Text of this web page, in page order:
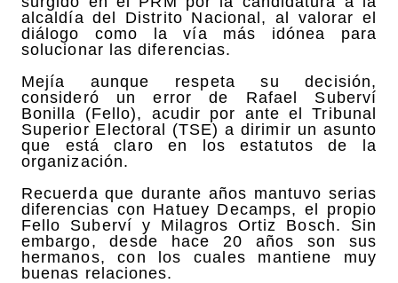
alcaldía del Distrito Nacional, al valorar el
diálogo como la vía más idónea para
solucionar las diferencias.
Mejía aunque respeta su decisión,
consideró un error de Rafael Suberví
Bonilla (Fello), acudir por ante el Tribunal
Superior Electoral (TSE) a dirimir un asunto
que está claro en los estatutos de la
organización.
Recuerda que durante años mantuvo serias
diferencias con Hatuey Decamps, el propio
Fello Suberví y Milagros Ortiz Bosch. Sin
embargo, desde hace 20 años son sus
hermanos, con los cuales mantiene muy
buenas relaciones.